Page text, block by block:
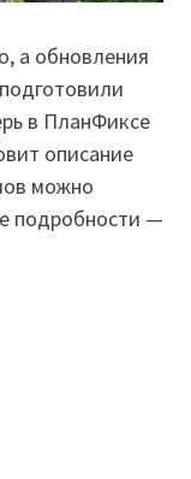
а обновления
в ПланФиксе
описание
можно
подробности —